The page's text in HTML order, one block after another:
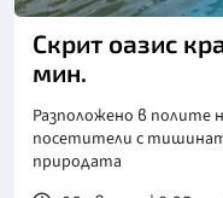
Скрит оазис
мин.
Разположено в полите
посетители с
природата